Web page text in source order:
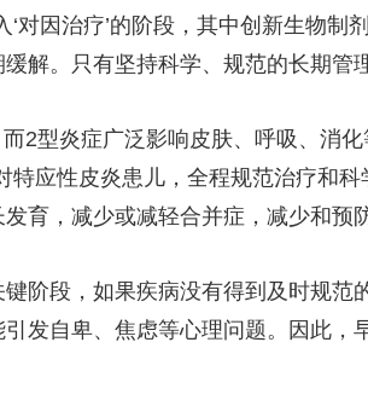
NBA 中超 国足 国际足球 网球
化体育 冰雪道路 足球道路
文化 旅游 科普 健康 乐龄
智敬中国 全民健康 颜选攻略
总台企业白名单
对因治疗’的阶段，其中创新生物制
解。只有坚持科学、规范的长期管
2型炎症广泛影响皮肤、呼吸、消
特应性皮炎患儿，全程规范治疗和
育，减少或减轻合并症，减少和预
阶段，如果疾病没有得到及时规范
发自卑、焦虑等心理问题。因此，